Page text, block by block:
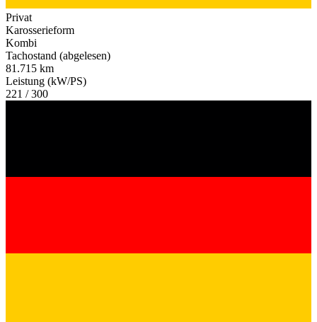
Privat
Karosserieform
Kombi
Tachostand (abgelesen)
81.715 km
Leistung (kW/PS)
221 / 300